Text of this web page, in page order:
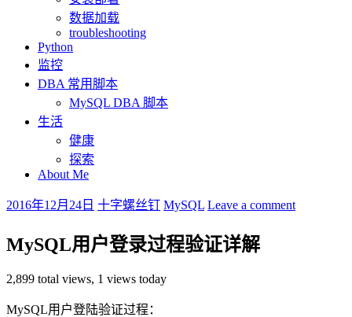
数据加载
troubleshooting
Python
监控
DBA 常用脚本
MySQL DBA 脚本
生活
健康
探索
About Me
2016年12月24日 十字螺丝钉 MySQL Leave a comment
MySQL用户登录过程验证详解
2,899 total views, 1 views today
MySQL用户登陆验证过程：